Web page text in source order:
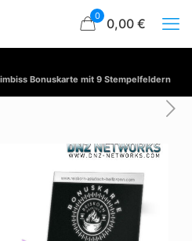
0 0,00 €
Bonuskarte mit 9 Stempelfeldern